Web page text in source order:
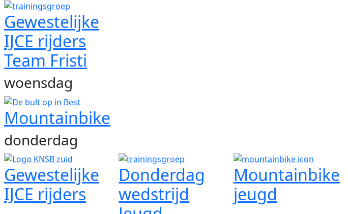
Gewestelijke
IJCE rijders
Team Fristi
woensdag
Mountainbike
donderdag
Gewestelijke
IJCE rijders
Donderdag
wedstrijd
Mountainbike
jeugd